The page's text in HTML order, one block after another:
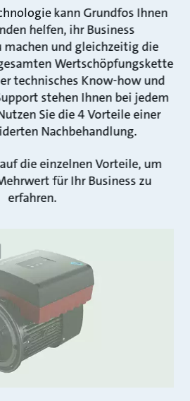
kann Grundfos Ihnen
helfen, ihr Business
machen und gleichzeitig die
Wertschöpfungskette
technisches Know-how und
stehen Ihnen bei jedem
Sie die 4 Vorteile einer
Nachbehandlung.
die einzelnen Vorteile, um
für Ihr Business zu
erfahren.